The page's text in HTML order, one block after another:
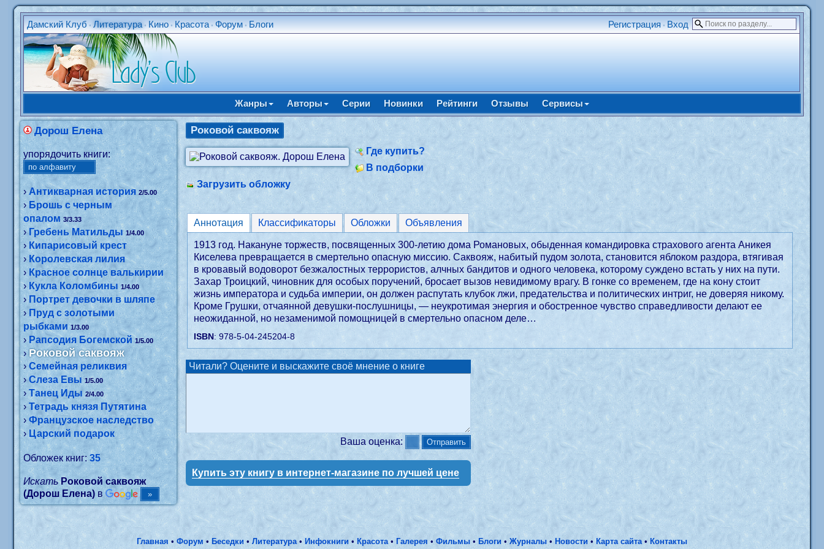
Дамский Клуб •Литература • Кино • Красота •Форум • Блоги Регистрация • Вход
Жанры Авторы Серии Новинки Рейтинги Отзывы Сервисы
Дорош Елена
упорядочить книги:
›Антикварная история 2/5.00
›Брошь с черным
опалом 3/3.33
›Гребень Матильды 1/4.00
› Кипарисовый крест
›Королевская лилия
› Красное солнце валькирии
›Кукла Коломбины 1/4.00
›Портрет девочки в шляпе
› Пруд с золотыми
рыбками 1/3.00
›Рапсодия Богемской 1/5.00
›Роковой саквояж
›Семейная реликвия
›Слеза Евы 1/5.00
›Танец Иды 2/4.00
›Тетрадь князя Путятина
›Французское наследство
›Царский подарок
Обложек книг:35
Искать Роковой саквояж
(Дорош Елена) в
Роковой саквояж
Где купить?
В подборки
Загрузить обложку
Аннотация Классификаторы Обложки Объявления
1913 год. Накануне торжеств, посвященных 300-летию дома Романовых, обыденная командировка страхового агента Аникея
Киселева превращается в смертельно опасную миссию. Саквояж, набитый пудом золота, становится яблоком раздора, втягивая
в кровавый водоворот безжалостных террористов, алчных бандитов и одного человека, которому суждено встать у них на пути.
Захар Троицкий, чиновник для особых поручений, бросает вызов невидимому врагу. В гонке со временем, где на кону стоит
жизнь императора и судьба империи, он должен распутать клубок лжи, предательства и политических интриг, не доверяя никому.
Кроме Грушки, отчаянной девушки-послушницы, — неукротимая энергия и обостренное чувство справедливости делают ее
неожиданной, но незаменимой помощницей в смертельно опасном деле…
ISBN: 978-5-04-245204-8
Читали? Оцените и выскажите своё мнение о книге
Ваша оценка:
Купить эту книгу в интернет-магазине по лучшей цене
Главная• Форум • Беседки •Литература• Инфокниги • Красота• Галерея• Фильмы• Блоги• Журналы• Новости •Карта сайта•Контакты